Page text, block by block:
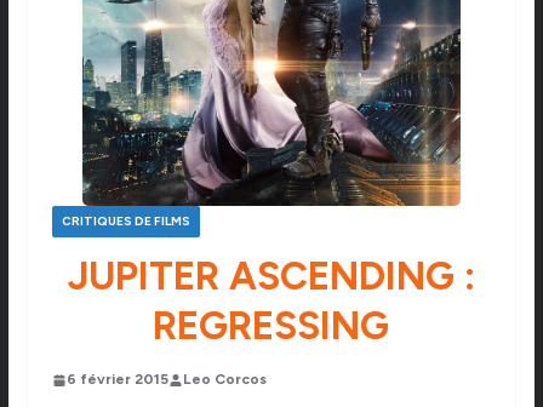
CRITIQUES DE FILMS
JUPITER ASCENDING :
REGRESSING
6 février 2015 Leo Corcos